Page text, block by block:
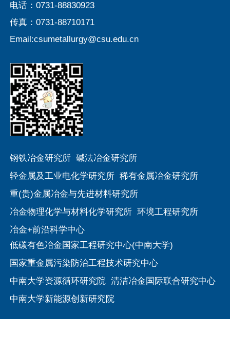
电话：0731-88830923
传真：0731-88710171
Email:csumetallurgy@csu.edu.cn
钢铁冶金研究所 碱法冶金研究所
轻金属及工业电化学研究所 稀有金属冶金研究所
重(贵)金属冶金与先进材料研究所
冶金物理化学与材料化学研究所 环境工程研究所
冶金+前沿科学中心
低碳有色冶金国家工程研究中心(中南大学)
国家重金属污染防治工程技术研究中心
中南大学资源循环研究院 清洁冶金国际联合研究中心
中南大学新能源创新研究院